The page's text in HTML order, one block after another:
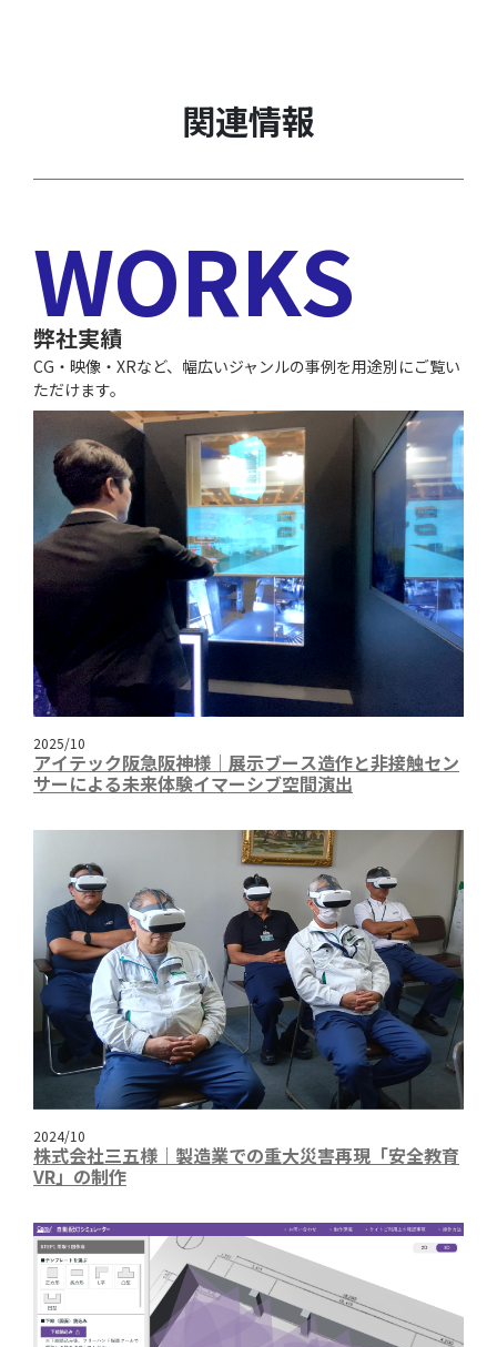
関連情報
WORKS
弊社実績
CG・映像・XRなど、幅広いジャンルの事例を用途別にご覧い
ただけます。
2025/10
アイテック阪急阪神様｜展示ブース造作と非接触セン
サーによる未来体験イマーシブ空間演出
2024/10
株式会社三五様｜製造業での重大災害再現「安全教育
VR」の制作